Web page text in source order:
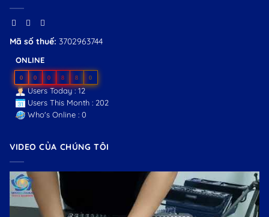
Mã số thuế: 3702963744
ONLINE
0 0 0 8 8 0
Users Today : 12
Users This Month : 202
Who's Online : 0
VIDEO CỦA CHÚNG TÔI